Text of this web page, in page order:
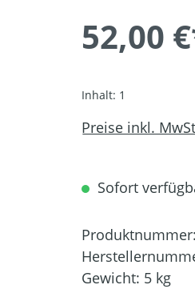
52,00
Inhalt: 1
Preise inkl.
Sofort
Produktnummer:
Gewicht: 5 kg